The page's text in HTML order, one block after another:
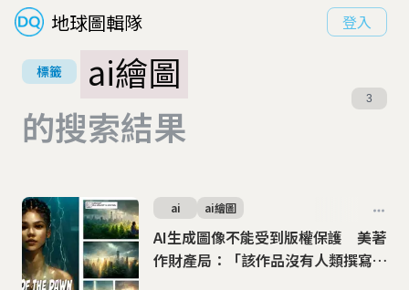
地球圖輯隊 登入
標籤
ai繪圖
的搜索結果
3
AI生成圖像不能受到版權保護 美著
作財產局：「該作品沒有人類撰寫的
ai ai繪圖